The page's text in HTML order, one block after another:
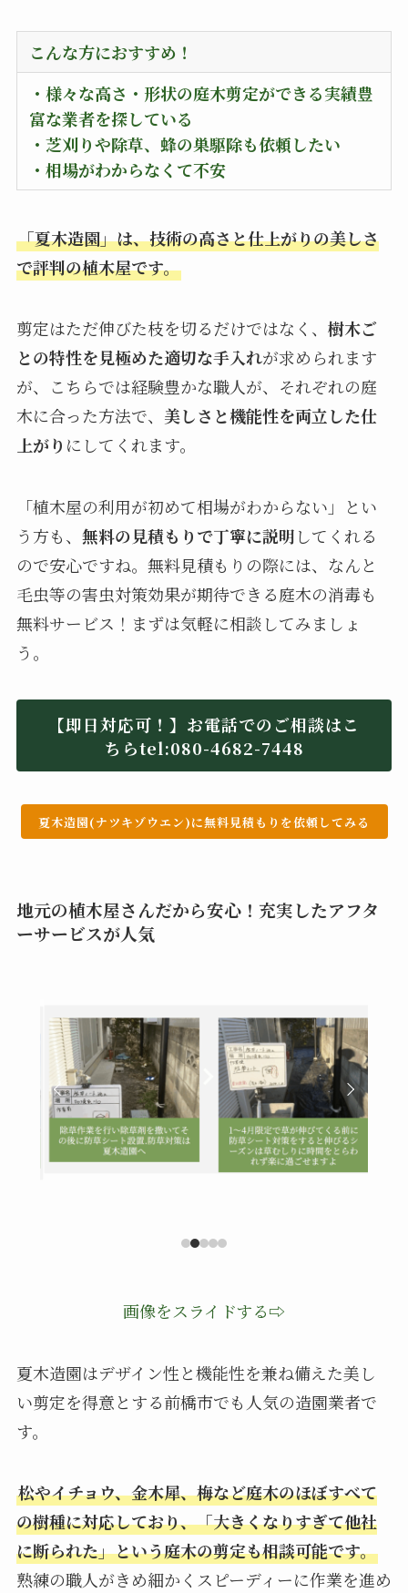
こんな方におすすめ！
・様々な高さ・形状の庭木剪定ができる実績豊
富な業者を探している
・芝刈りや除草、蜂の巣駆除も依頼したい
・相場がわからなくて不安
「夏木造園」は、技術の高さと仕上がりの美しさ
で評判の植木屋です。
剪定はただ伸びた枝を切るだけではなく、 樹木ご
との特性を見極めた適切な手入れが求められます
が、こちらでは経験豊かな職人が、それぞれの庭
木に合った方法で、 美しさと機能性を両立した仕
上がり にしてくれます。
「植木屋の利用が初めて相場がわからない」とい
う方も、 無料の見積もりで丁寧に説明してくれる
ので安心ですね。無料見積もりの際には、なんと
毛虫等の害虫対策効果が期待できる庭木の消毒も
無料サービス！まずは気軽に相談してみましょ
う。
【即日対応可！】お電話でのご相談はこ
ちらtel:080-4682-7448
夏木造園(ナツキゾウエン)に無料見積もりを依頼してみる
地元の植木屋さんだから安心！充実したアフタ
ーサービスが人気
画像をスライドする⇨
夏木造園はデザイン性と機能性を兼ね備えた美し
い剪定を得意とする前橋市でも人気の造園業者で
す。
松やイチョウ、金木犀、梅など庭木のほぼすべて
の樹種に対応しており、「大きくなりすぎて他社
に断られた」という庭木の剪定も相談可能です。
熟練の職人がきめ細かくスピーディーに作業を進め